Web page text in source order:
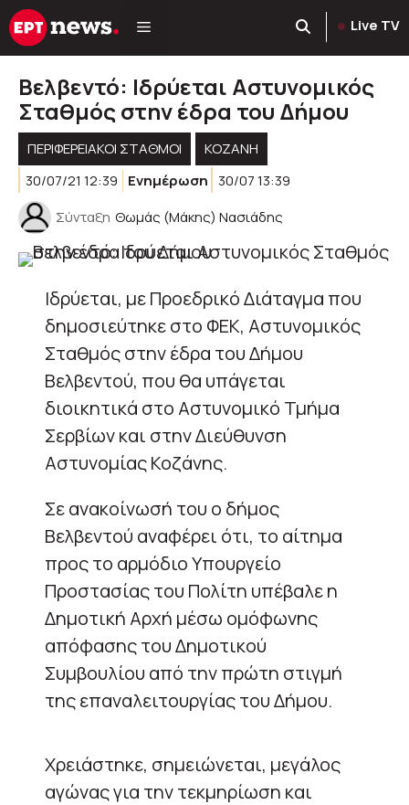
Μετάβαση
σε
Live TV
Βελβεντό: Ιδρύεται Αστυνομικός
Σταθμός στην έδρα του Δήμου
ΠΕΡΙΦΕΡΕΙΑΚΟΊ ΣΤΑΘΜΟΊ
KOZANH
30/07/21 12:39
Ενημέρωση
30/07 13:39
Σύνταξη Θωμάς (Μάκης) Νασιάδης
Ιδρύεται, με Προεδρικό Διάταγμα που
δημοσιεύτηκε στο ΦΕΚ, Αστυνομικός
Σταθμός στην έδρα του Δήμου
Βελβεντού, που θα υπάγεται
διοικητικά στο Αστυνομικό Τμήμα
Σερβίων και στην Διεύθυνση
Αστυνομίας Κοζάνης.
Σε ανακοίνωσή του ο δήμος
Βελβεντού αναφέρει ότι, το αίτημα
προς το αρμόδιο Υπουργείο
Προστασίας του Πολίτη υπέβαλε η
Δημοτική Αρχή μέσω ομόφωνης
απόφασης του Δημοτικού
Συμβουλίου από την πρώτη στιγμή
της επαναλειτουργίας του Δήμου.
Χρειάστηκε, σημειώνεται, μεγάλος
αγώνας για την τεκμηρίωση και